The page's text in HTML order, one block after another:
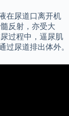
在尿道口离开机
反射，亦受大
过程中，逼尿肌
过尿道排出体外。